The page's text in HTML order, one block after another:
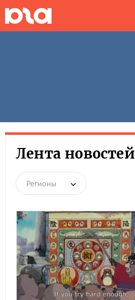
Лента новостей
Регионы